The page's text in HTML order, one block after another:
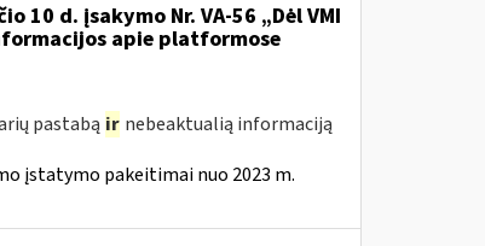
10 d. įsakymo Nr. VA-56 „Dėl VMI
apie platformose
pastabą ir nebeaktualią informaciją
įstatymo pakeitimai nuo 2023 m.